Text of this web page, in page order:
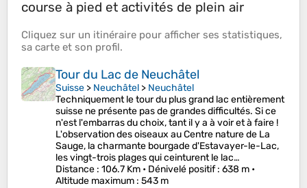
course à pied et activités de plein air
Cliquez sur un itinéraire pour afficher ses statistiques,
sa carte et son profil.
Tour du Lac de Neuchâtel
Suisse > Neuchâtel > Neuchâtel
Techniquement le tour du plus grand lac entièrement
suisse ne présente pas de grandes difficultés. Si ce
n'est l'embarras du choix, tant il y a à voir et à faire !
L'observation des oiseaux au Centre nature de La
Sauge, la charmante bourgade d'Estavayer-le-Lac,
les vingt-trois plages qui ceinturent le lac…
Distance : 106.7 Km • Dénivelé positif: 638 m •
Altitude maximum : 543 m